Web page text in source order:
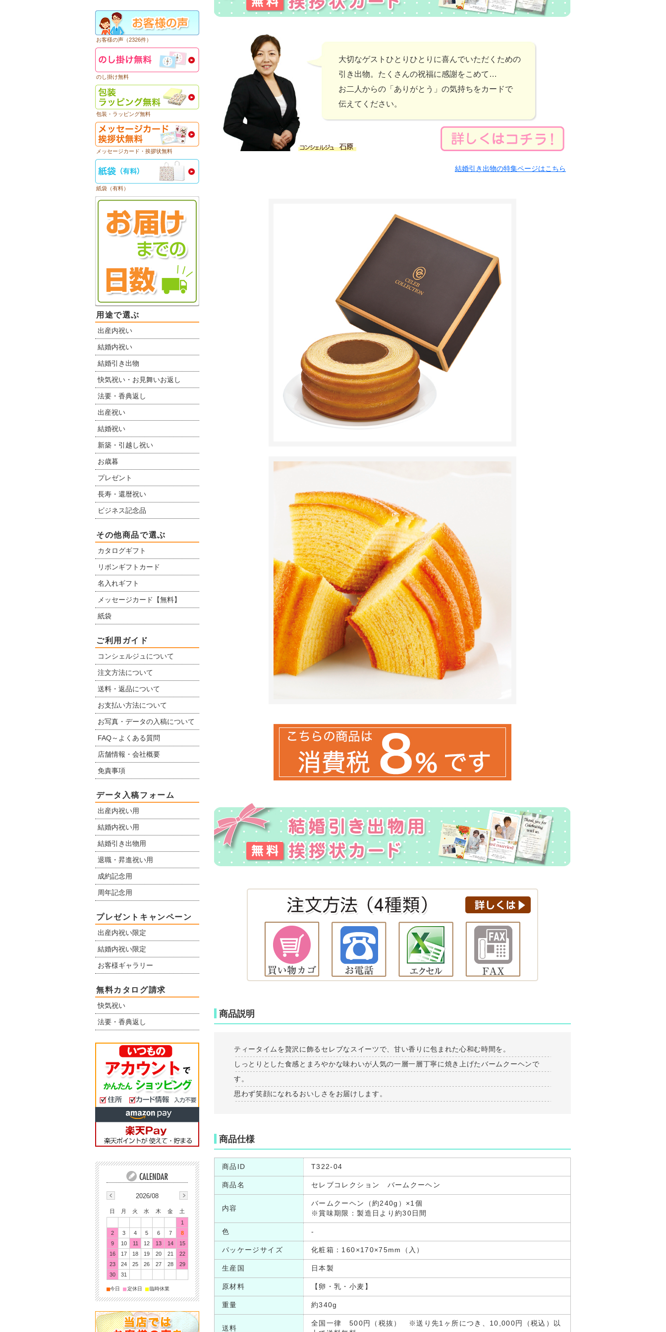
大切なゲストひとりひとりに喜んでいただくための
引き出物。たくさんの祝福に感謝をこめて…
お二人からの「ありがとう」の気持ちをカードで
伝えてください。
結婚引き出物の特集ページはこちら
商品説明
ティータイムを贅沢に飾るセレブなスイーツで、甘い香りに包まれた心和む時間を。
しっとりとした食感とまろやかな味わいが人気の一層一層丁寧に焼き上げたバームクーヘンで
す。
思わず笑顔になれるおいしさをお届けします。
商品仕様
商品ID T322-04
商品名 セレブコレクション バームクーヘン
内容
バームクーヘン（約240g）×1個
※賞味期限：製造日より約30日間
色 -
パッケージサイズ 化粧箱：160×170×75mm（入）
生産国 日本製
原材料 【卵・乳・小麦】
重量 約340g
送料
全国一律 500円（税抜） ※送り先1ヶ所につき、10,000円（税込）以
お客様の声（2326件）
のし掛け無料
包装・ラッピング無料
メッセージカード・挨拶状無料
紙袋（有料）
用途で選ぶ
出産内祝い
結婚内祝い
結婚引き出物
快気祝い・お見舞いお返し
法要・香典返し
出産祝い
結婚祝い
新築・引越し祝い
お歳暮
プレゼント
長寿・還暦祝い
ビジネス記念品
その他商品で選ぶ
カタログギフト
リボンギフトカード
名入れギフト
メッセージカード【無料】
紙袋
ご利用ガイド
コンシェルジュについて
注文方法について
送料・返品について
お支払い方法について
お写真・データの入稿について
FAQ～よくある質問
店舗情報・会社概要
免責事項
データ入稿フォーム
出産内祝い用
結婚内祝い用
結婚引き出物用
退職・昇進祝い用
成約記念用
周年記念用
プレゼントキャンペーン
出産内祝い限定
結婚内祝い限定
お客様ギャラリー
無料カタログ請求
快気祝い
法要・香典返し
2026/08
日 月 火 水 木 金
土
1
2
3 4 5 6 7
8
9
10 11 12 13 14
15
16
17 18 19 20 21
22
23
24 25 26 27 28
29
30
31
■今日 ■定休日 ■臨時休業